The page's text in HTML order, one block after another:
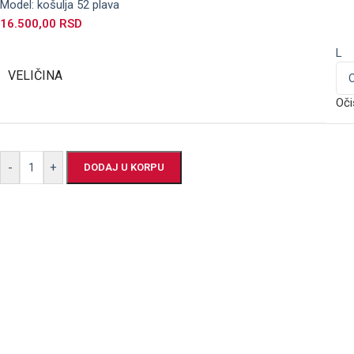
Model: košulja 52 plava
16.500,00 RSD
VELIČINA
L
- + DODAJ U KORPU